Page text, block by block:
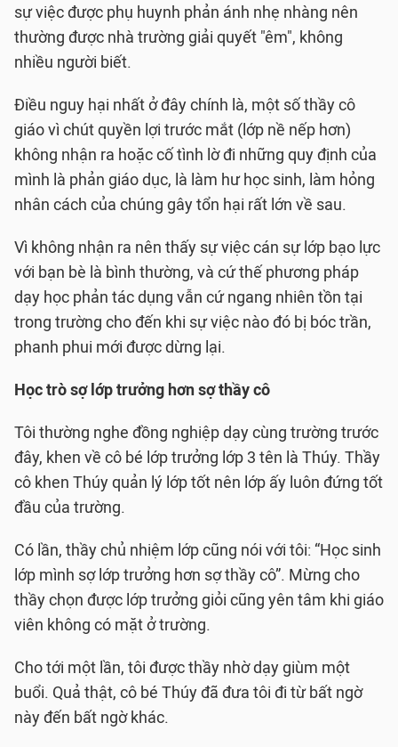
sự việc được phụ huynh phản ánh nhẹ nhàng nên
thường được nhà trường giải quyết "êm", không
nhiều người biết.
Điều nguy hại nhất ở đây chính là, một số thầy cô
giáo vì chút quyền lợi trước mắt (lớp nề nếp hơn)
không nhận ra hoặc cố tình lờ đi những quy định của
mình là phản giáo dục, là làm hư học sinh, làm hỏng
nhân cách của chúng gây tổn hại rất lớn về sau.
Vì không nhận ra nên thấy sự việc cán sự lớp bạo lực
với bạn bè là bình thường, và cứ thế phương pháp
dạy học phản tác dụng vẫn cứ ngang nhiên tồn tại
trong trường cho đến khi sự việc nào đó bị bóc trần,
phanh phui mới được dừng lại.
Học trò sợ lớp trưởng hơn sợ thầy cô
Tôi thường nghe đồng nghiệp dạy cùng trường trước
đây, khen về cô bé lớp trưởng lớp 3 tên là Thúy. Thầy
cô khen Thúy quản lý lớp tốt nên lớp ấy luôn đứng tốt
đầu của trường.
Có lần, thầy chủ nhiệm lớp cũng nói với tôi: “Học sinh
lớp mình sợ lớp trưởng hơn sợ thầy cô”. Mừng cho
thầy chọn được lớp trưởng giỏi cũng yên tâm khi giáo
viên không có mặt ở trường.
Cho tới một lần, tôi được thầy nhờ dạy giùm một
buổi. Quả thật, cô bé Thúy đã đưa tôi đi từ bất ngờ
này đến bất ngờ khác.